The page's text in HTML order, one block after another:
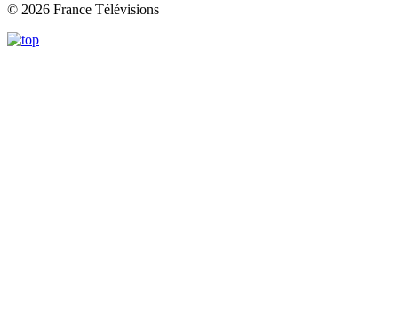
© 2026 France Télévisions